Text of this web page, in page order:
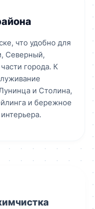
что удобно для
Северный,
города. К
и Столина,
и бережное